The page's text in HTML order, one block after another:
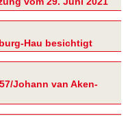
Hau besichtigt
Johann van Aken-